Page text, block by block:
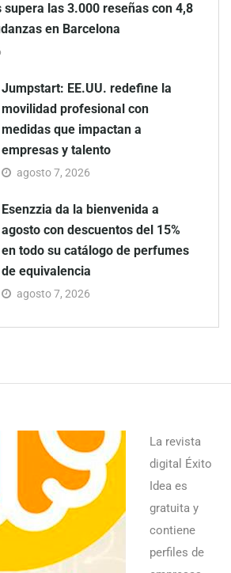
las 3.000 reseñas con 4,8
en Barcelona
Jumpstart: EE.UU. redefine la
movilidad profesional con
medidas que impactan a
empresas y talento
agosto 7, 2026
Esenzzia da la bienvenida a
agosto con descuentos del 15%
en todo su catálogo de perfumes
de equivalencia
agosto 7, 2026
La revista
digital Éxito
Idea es
gratuita y
contiene
perfiles de